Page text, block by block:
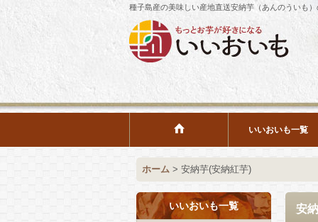
種子島産の美味しい産地直送安納芋（あんのういも
いいおいも一覧
ホーム > 安納芋(安納紅芋)
いいおいも一覧 安